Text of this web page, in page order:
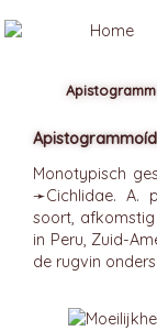
Monotypisch
➛Cichlidae. A.
soort,
in Peru, Zuid-
de rugvin